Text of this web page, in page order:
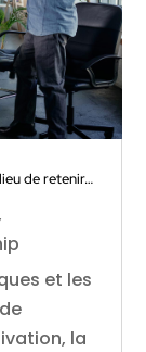
de retenir…
et les
la